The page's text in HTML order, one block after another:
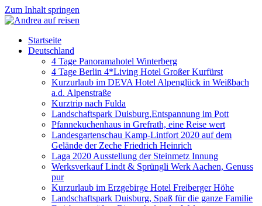
Zum Inhalt springen
Startseite
Deutschland
4 Tage Panoramahotel Winterberg
4 Tage Berlin 4*Living Hotel Großer Kurfürst
Kurzurlaub im DEVA Hotel Alpenglück in Weißbach
a.d. Alpenstraße
Kurztrip nach Fulda
Landschaftspark Duisburg,Entspannung im Pott
Pfannekuchenhaus in Grefrath, eine Reise wert
Landesgartenschau Kamp-Lintfort 2020 auf dem
Gelände der Zeche Friedrich Heinrich
Laga 2020 Ausstellung der Steinmetz Innung
Werksverkauf Lindt & Sprüngli Werk Aachen, Genuss
pur
Kurzurlaub im Erzgebirge Hotel Freiberger Höhe
Landschaftspark Duisburg, Spaß für die ganze Familie